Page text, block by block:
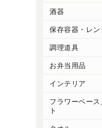
酒器
保存容器・レン
調理道具
お弁当用品
インテリア
フラワーベース
ト